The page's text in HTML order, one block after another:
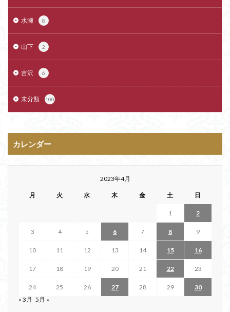
水瀬 8
山下 2
吉沢 6
未分類 100
カレンダー
2023年4月
月 火 水 木 金 土 日
1 2
3 4 5 6 7 8 9
10 11 12 13 14 15 16
17 18 19 20 21 22 23
24 25 26 27 28 29
30
« 3月 5月 »